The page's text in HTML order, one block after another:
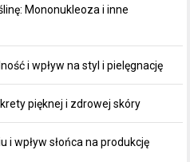
Mononukleoza i inne
i wpływ na styl i pielęgnację
pięknej i zdrowej skóry
i wpływ słońca na produkcję